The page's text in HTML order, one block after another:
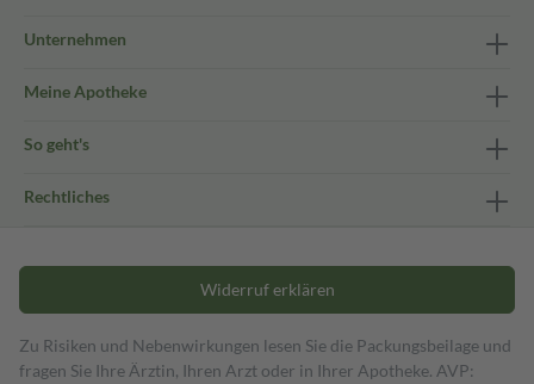
Unternehmen
Meine Apotheke
So geht's
Rechtliches
Widerruf erklären
Zu Risiken und Nebenwirkungen lesen Sie die Packungsbeilage und
fragen Sie Ihre Ärztin, Ihren Arzt oder in Ihrer Apotheke. AVP: